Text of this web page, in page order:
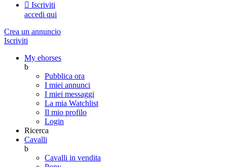
 Iscriviti
accedi qui
Crea un annuncio
Iscriviti
My ehorses
b
Pubblica ora
I miei annunci
I miei messaggi
La mia Watchlist
Il mio profilo
Login
Ricerca
Cavalli
b
Cavalli in vendita